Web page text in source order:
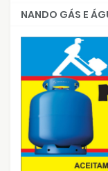
NANDO GÁS E